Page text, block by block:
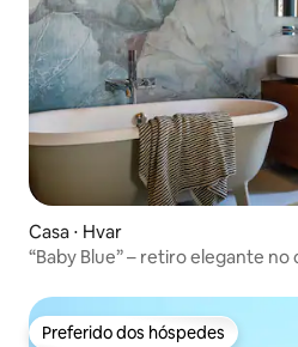
Casa ⋅ Hvar
“Baby Blue” – retiro elegante
Preferido dos hóspedes
Preferido dos hóspedes